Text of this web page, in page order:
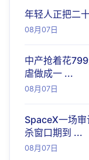
年轻人正把二
08月07日
中产抢着花
虐做成一 ...
08月07日
SpaceX一场
杀窗口期到 ...
08月07日